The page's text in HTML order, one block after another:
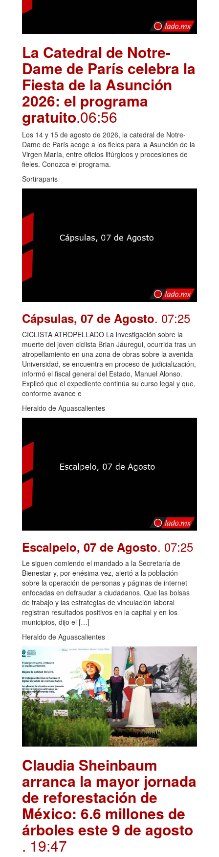
La Catedral de Notre-
Dame de París celebra la
Fiesta de la Asunción
2026: el programa
gratuito.06:56
Los 14 y 15 de agosto de 2026, la catedral de Notre-
Dame de París acoge a los fieles para la Asunción de la
Virgen María, entre oficios litúrgicos y procesiones de
fieles. Conozca el programa.
Sortiraparis
Cápsulas, 07 de Agosto. 07:25
CICLISTA ATROPELLADO La investigación sobre la
muerte del joven ciclista Brian Jáuregui, ocurrida tras un
atropellamiento en una zona de obras sobre la avenida
Universidad, se encuentra en proceso de judicialización,
informó el fiscal general del Estado, Manuel Alonso.
Explicó que el expediente continúa su curso legal y que,
conforme avance e
Heraldo de Aguascalientes
Escalpelo, 07 de Agosto. 07:25
Le siguen comiendo el mandado a la Secretaría de
Bienestar y, por enésima vez, alertó a la población
sobre la operación de personas y páginas de internet
enfocadas en defraudar a ciudadanos. Que las bolsas
de trabajo y las estrategias de vinculación laboral
registran resultados positivos en la capital y en los
municipios, dijo el […]
Heraldo de Aguascalientes
Claudia Sheinbaum
arranca la mayor jornada
de reforestación de
México: 6.6 millones de
árboles este 9 de agosto
. 19:47